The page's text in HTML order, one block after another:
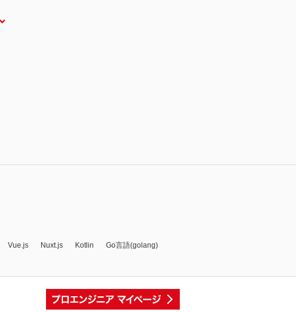
Vue.js Nuxt.js Kotlin
Go言語(golang)